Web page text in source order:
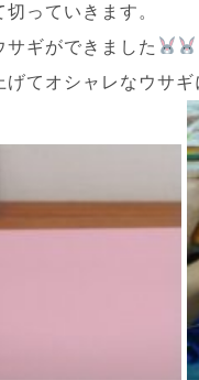
っていきます。
ギができました
てオシャレなウサ